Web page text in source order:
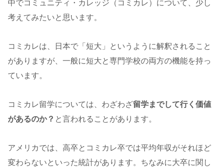
中でコミュニティ・カレッジ（コミカレ）について、少し
考えてみたいと思います。
コミカレは、日本で「短大」というように解釈されること
がありますが、一般に短大と専門学校の両方の機能を持っ
ています。
コミカレ留学については、わざわざ留学までして行く価値
があるのか？ と言われることがあります。
アメリカでは、高卒とコミカレ卒では平均年収がそれほど
変わらないといった統計があります。ちなみに大卒に関し